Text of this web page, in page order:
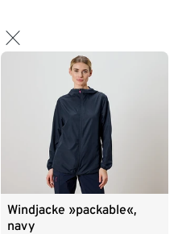
Windjacke »packable«,
navy